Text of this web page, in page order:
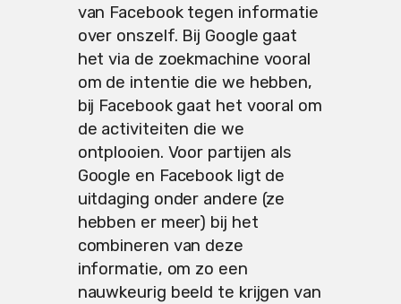
van Facebook tegen informatie
over onszelf. Bij Google gaat
het via de zoekmachine vooral
om de intentie die we hebben,
bij Facebook gaat het vooral om
de activiteiten die we
ontplooien. Voor partijen als
Google en Facebook ligt de
uitdaging onder andere (ze
hebben er meer) bij het
combineren van deze
informatie, om zo een
nauwkeurig beeld te krijgen van